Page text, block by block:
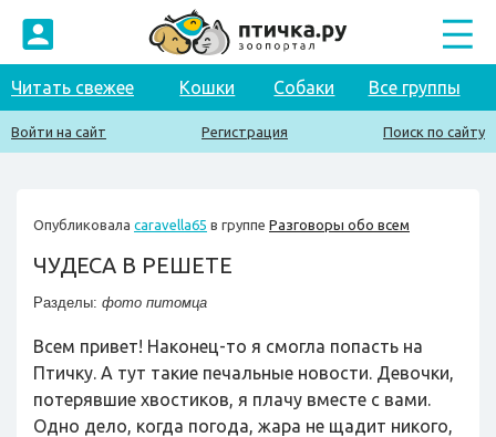
Читать свежее Кошки Собаки Все группы
Войти на сайт Регистрация Поиск по сайту
Опубликовала caravella65 в группе Разговоры обо всем
ЧУДЕСА В РЕШЕТЕ
Разделы: фото питомца
Всем привет! Наконец-то я смогла попасть на
Птичку. А тут такие печальные новости. Девочки,
потерявшие хвостиков, я плачу вместе с вами.
Одно дело, когда погода, жара не щадит никого,